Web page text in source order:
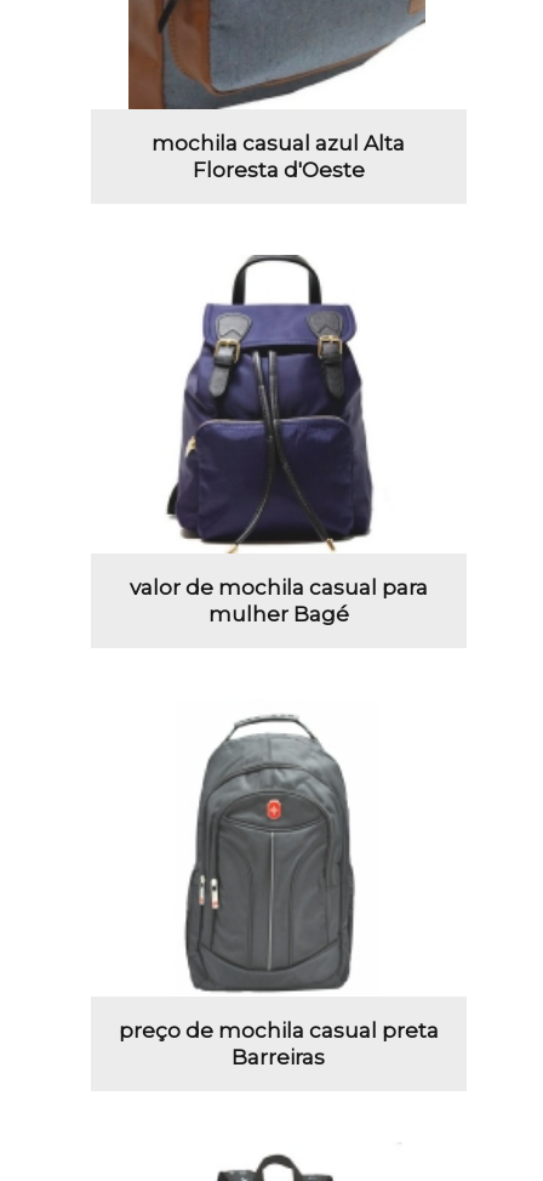
mochila casual azul Alta
Floresta d'Oeste
valor de mochila casual para
mulher Bagé
preço de mochila casual preta
Barreiras